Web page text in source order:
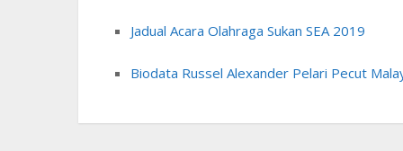
Jadual Acara Olahraga Sukan SEA 2019
Biodata Russel Alexander Pelari Pecut